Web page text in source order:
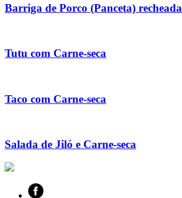
Barriga de Porco (Panceta) recheada
Tutu com Carne-seca
Taco com Carne-seca
Salada de Jiló e Carne-seca